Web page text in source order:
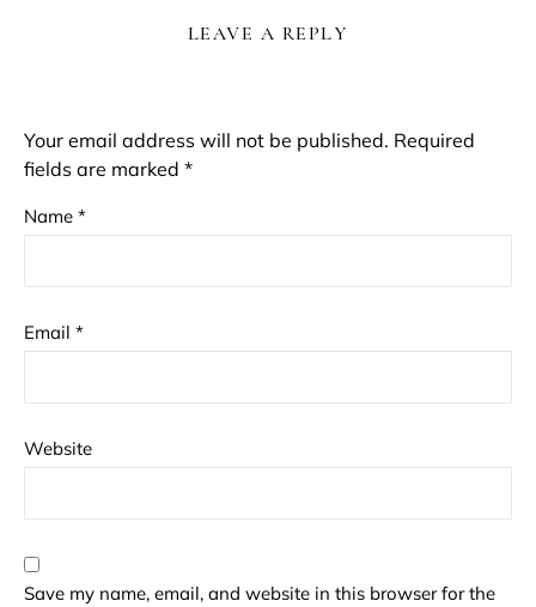
LEAVE A REPLY
Your email address will not be published. Required
fields are marked *
Name *
Email *
Website
Save my name, email, and website in this browser for the